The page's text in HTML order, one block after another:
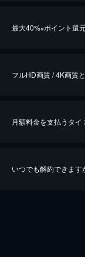
最大40%※ポイント還
※40％ポイント還元の対象
フルHD画質 / 4K画質
月額料金を支払うタイ
いつでも解約できます